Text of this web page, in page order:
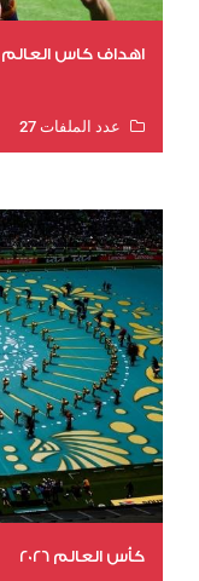
اهداف كاس العالم 2026
عدد الملفات 27
كأس العالم 2026